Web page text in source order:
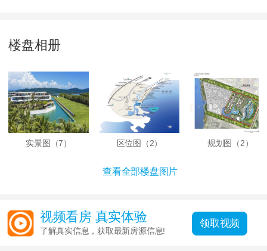
楼盘相册
实景图（7） 区位图（2） 规划图（2）
查看全部楼盘图片
视频看房 真实体验
了解真实信息，获取最新房源信息!
领取视频